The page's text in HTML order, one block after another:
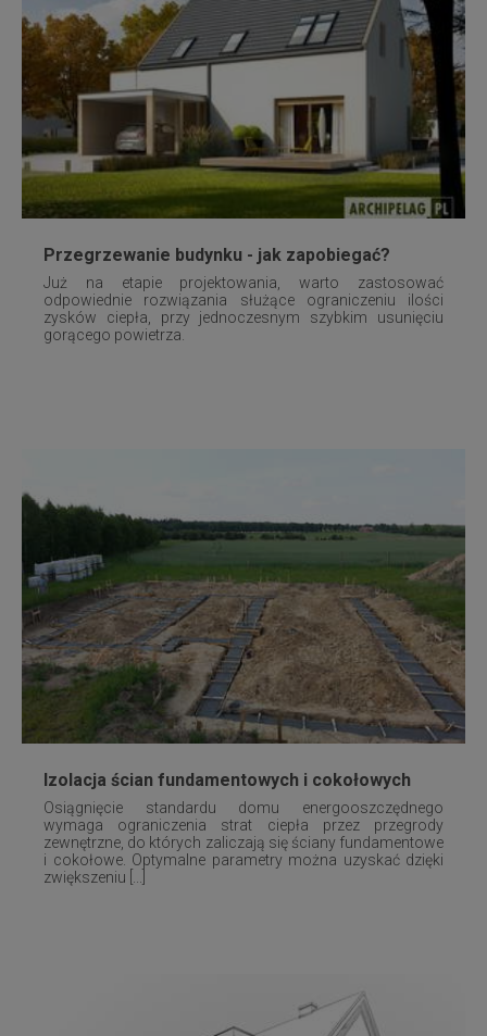
Przegrzewanie budynku - jak zapobiegać?
Już na etapie projektowania, warto zastosować
odpowiednie rozwiązania służące ograniczeniu ilości
zysków ciepła, przy jednoczesnym szybkim usunięciu
gorącego powietrza.
Izolacja ścian fundamentowych i cokołowych
Osiągnięcie standardu domu energooszczędnego
wymaga ograniczenia strat ciepła przez przegrody
zewnętrzne, do których zaliczają się ściany fundamentowe
i cokołowe. Optymalne parametry można uzyskać dzięki
zwiększeniu [...]